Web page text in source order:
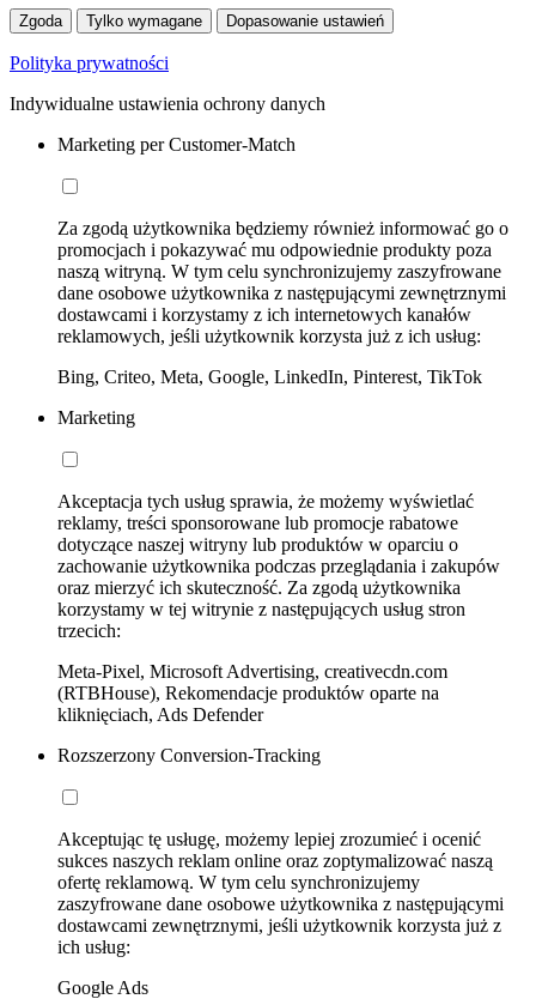
Zgoda Tylko wymagane Dopasowanie ustawień
Polityka prywatności
Indywidualne ustawienia ochrony danych
Marketing per Customer-Match
Za zgodą użytkownika będziemy również informować go o
promocjach i pokazywać mu odpowiednie produkty poza
naszą witryną. W tym celu synchronizujemy zaszyfrowane
dane osobowe użytkownika z następującymi zewnętrznymi
dostawcami i korzystamy z ich internetowych kanałów
reklamowych, jeśli użytkownik korzysta już z ich usług:
Bing, Criteo, Meta, Google, LinkedIn, Pinterest, TikTok
Marketing
Akceptacja tych usług sprawia, że możemy wyświetlać
reklamy, treści sponsorowane lub promocje rabatowe
dotyczące naszej witryny lub produktów w oparciu o
zachowanie użytkownika podczas przeglądania i zakupów
oraz mierzyć ich skuteczność. Za zgodą użytkownika
korzystamy w tej witrynie z następujących usług stron
trzecich:
Meta-Pixel, Microsoft Advertising, creativecdn.com
(RTBHouse), Rekomendacje produktów oparte na
kliknięciach, Ads Defender
Rozszerzony Conversion-Tracking
Akceptując tę usługę, możemy lepiej zrozumieć i ocenić
sukces naszych reklam online oraz zoptymalizować naszą
ofertę reklamową. W tym celu synchronizujemy
zaszyfrowane dane osobowe użytkownika z następującymi
dostawcami zewnętrznymi, jeśli użytkownik korzysta już z
ich usług:
Google Ads